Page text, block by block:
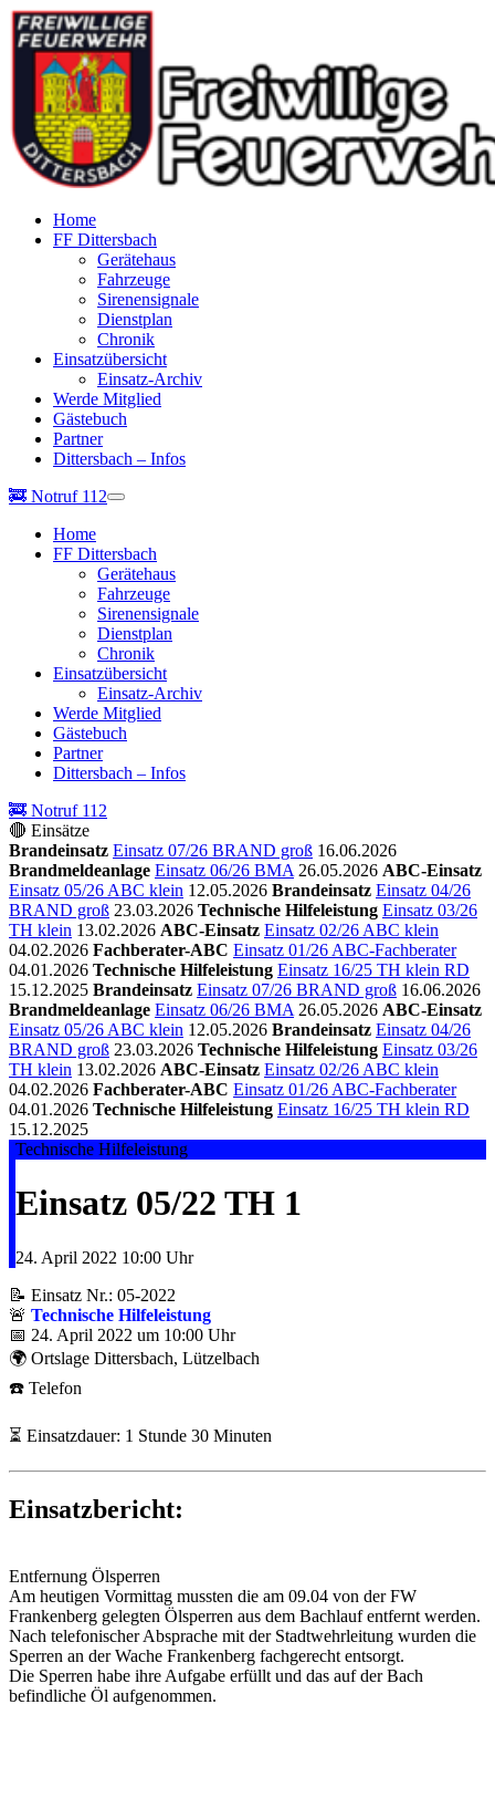
Home
FF Dittersbach
Gerätehaus
Fahrzeuge
Sirenensignale
Dienstplan
Chronik
Einsatzübersicht
Einsatz-Archiv
Werde Mitglied
Gästebuch
Partner
Dittersbach – Infos
🚒 Notruf 112
Home
FF Dittersbach
Gerätehaus
Fahrzeuge
Sirenensignale
Dienstplan
Chronik
Einsatzübersicht
Einsatz-Archiv
Werde Mitglied
Gästebuch
Partner
Dittersbach – Infos
🚒 Notruf 112
🔴 Einsätze
Brandeinsatz Einsatz 07/26 BRAND groß 16.06.2026
Brandmeldeanlage Einsatz 06/26 BMA 26.05.2026 ABC-Einsatz
Einsatz 05/26 ABC klein 12.05.2026 Brandeinsatz Einsatz 04/26
BRAND groß 23.03.2026 Technische Hilfeleistung Einsatz 03/26
TH klein 13.02.2026 ABC-Einsatz Einsatz 02/26 ABC klein
04.02.2026 Fachberater-ABC Einsatz 01/26 ABC-Fachberater
04.01.2026 Technische Hilfeleistung Einsatz 16/25 TH klein RD
15.12.2025 Brandeinsatz Einsatz 07/26 BRAND groß 16.06.2026
Brandmeldeanlage Einsatz 06/26 BMA 26.05.2026 ABC-Einsatz
Einsatz 05/26 ABC klein 12.05.2026 Brandeinsatz Einsatz 04/26
BRAND groß 23.03.2026 Technische Hilfeleistung Einsatz 03/26
TH klein 13.02.2026 ABC-Einsatz Einsatz 02/26 ABC klein
04.02.2026 Fachberater-ABC Einsatz 01/26 ABC-Fachberater
04.01.2026 Technische Hilfeleistung Einsatz 16/25 TH klein RD
15.12.2025
Technische Hilfeleistung
Einsatz 05/22 TH 1
24. April 2022 10:00 Uhr
📝 Einsatz Nr.: 05-2022
🚨 Technische Hilfeleistung
📅 24. April 2022 um 10:00 Uhr
🌍 Ortslage Dittersbach, Lützelbach
☎️ Telefon
⏳ Einsatzdauer: 1 Stunde 30 Minuten
Einsatzbericht:
Entfernung Ölsperren
Am heutigen Vormittag mussten die am 09.04 von der FW
Frankenberg gelegten Ölsperren aus dem Bachlauf entfernt werden.
Nach telefonischer Absprache mit der Stadtwehrleitung wurden die
Sperren an der Wache Frankenberg fachgerecht entsorgt.
Die Sperren habe ihre Aufgabe erfüllt und das auf der Bach
befindliche Öl aufgenommen.